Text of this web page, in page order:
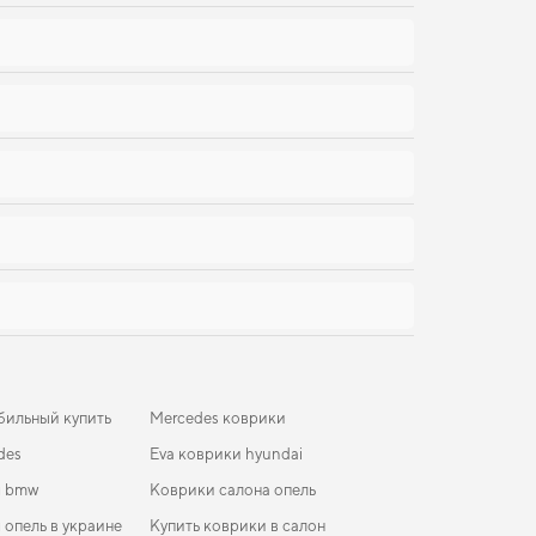
купить
bmw
в украине
Mercedes коврики
Eva коврики hyundai
Коврики салона опель
Купить коврики в салон